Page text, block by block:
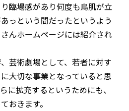
臨場感があり何度も鳥肌が立
っという間だったというよう
んホームページには紹介され
芸術劇場として、若者に対す
大切な事業となっていると思
に拡充するというためにも、
おきます。